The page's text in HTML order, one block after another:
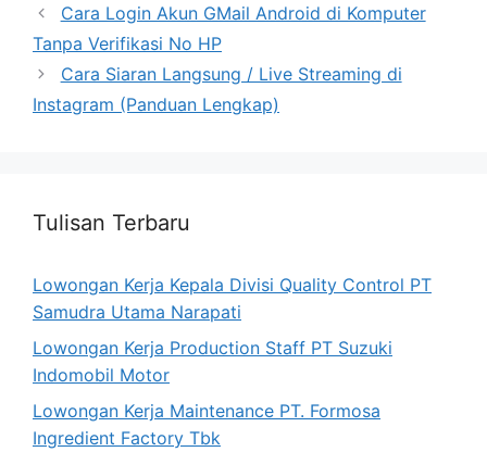
Cara Login Akun GMail Android di Komputer
Tanpa Verifikasi No HP
Cara Siaran Langsung / Live Streaming di
Instagram (Panduan Lengkap)
Tulisan Terbaru
Lowongan Kerja Kepala Divisi Quality Control PT
Samudra Utama Narapati
Lowongan Kerja Production Staff PT Suzuki
Indomobil Motor
Lowongan Kerja Maintenance PT. Formosa
Ingredient Factory Tbk